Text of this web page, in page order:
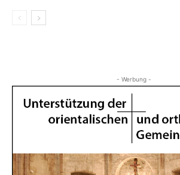
- Werbung -